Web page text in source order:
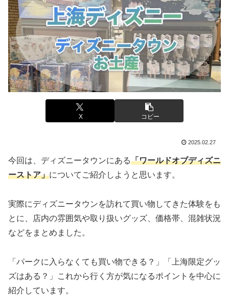
X コピー
2025.02.27
今回は、ディズニータウンにある「ワールドオブディズニ
ーストア」についてご紹介しようと思います。
実際にディズニータウンを訪れて買い物してきた体験をも
とに、店内の雰囲気や取り扱いグッズ、価格帯、混雑状況
などをまとめました。
「パークに入らなくても買い物できる？」「上海限定グッ
ズはある？」これから行く方が気になるポイントを中心に
紹介しています。